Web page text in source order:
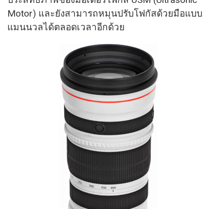
Motor) และยังสามารถหมุนปรับโฟกัสด้วยมือแบบ
แมนนวลได้ตลอดเวลาอีกด้วย